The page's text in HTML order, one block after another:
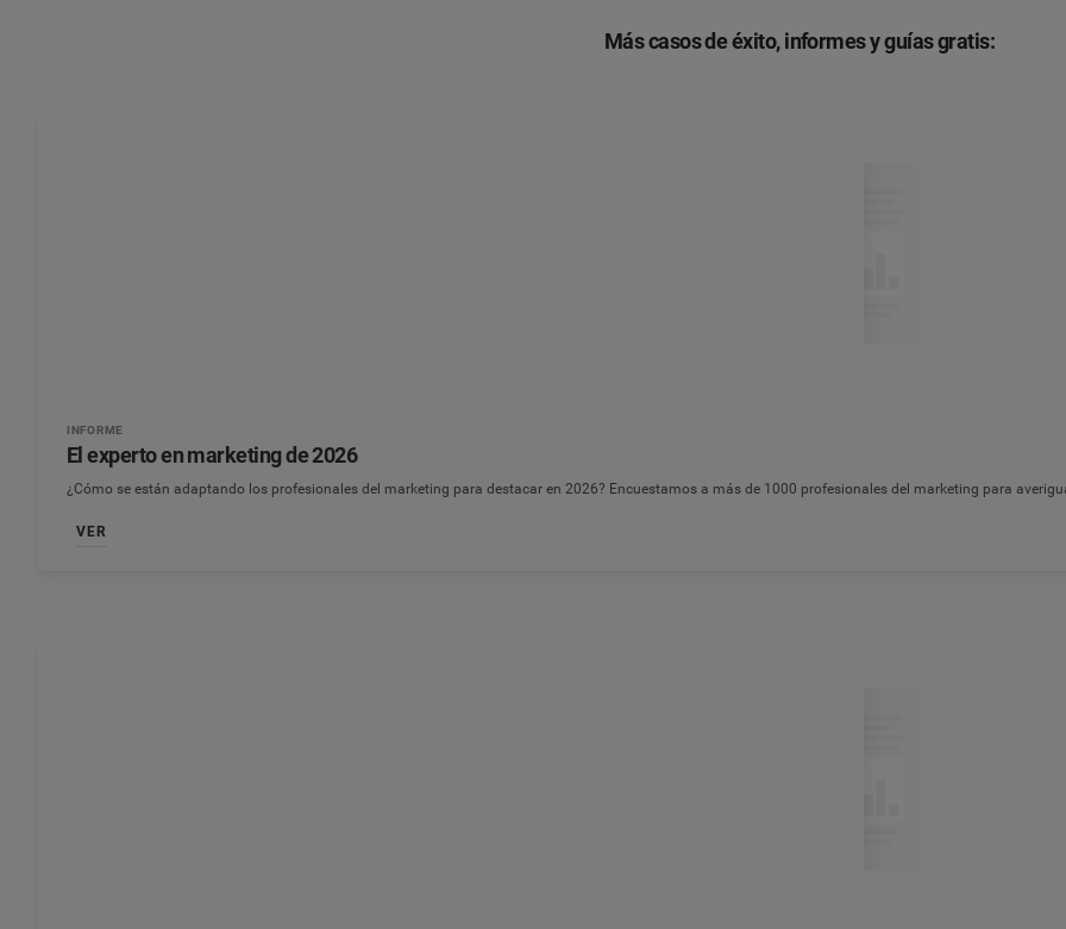
Más casos de éxito, informes y guías gratis:
INFORME
El experto en marketing de 2026
¿Cómo se están adaptando los profesionales del marketing para destacar en 2026? Encuestamos a más de 1000 profesionales del marketing para
VER